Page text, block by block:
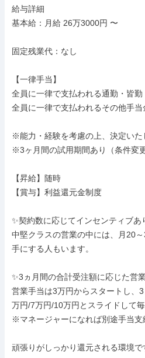
給与詳細
基本給：月給 26万3000円 〜
固定残業代：なし
【一律手当】
全員に一律で支払われる通勤・皆
全員に一律で支払われるその他手当
※能力・経験を考慮の上、決定いた
※3ヶ月間の試用期間あり（条件変更
【昇給】随時
【賞与】利益還元金制度
✨契約数に応じてインセンティブあ
中堅クラスの営業の中には、月20
手にする人もいます。
✨3ヵ月間の合計受注額に応じた営
営業手当は3万円からスタートし、
万円/7万円/10万円とスライドして
※マネージャーになれば別途手当支
頑張りがしっかり還元される環境で